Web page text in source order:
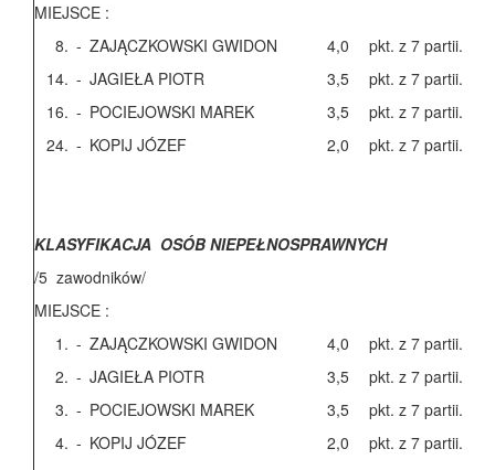
MIEJSCE :
8. - ZAJĄCZKOWSKI GWIDON 4,0
pkt. z 7 partii.
14. - JAGIEŁA PIOTR 3,5
pkt. z 7 partii.
16. - POCIEJOWSKI MAREK 3,5
pkt. z 7 partii.
24. - KOPIJ JÓZEF 2,0 pkt. z 7 partii.
KLASYFIKACJA OSÓB NIEPEŁNOSPRAWNYCH
/5 zawodników/
MIEJSCE :
1. - ZAJĄCZKOWSKI GWIDON 4,0
pkt. z 7 partii.
2. - JAGIEŁA PIOTR 3,5
pkt. z 7 partii.
3. - POCIEJOWSKI MAREK 3,5
pkt. z 7 partii.
4. - KOPIJ JÓZEF 2,0 pkt. z 7 partii.